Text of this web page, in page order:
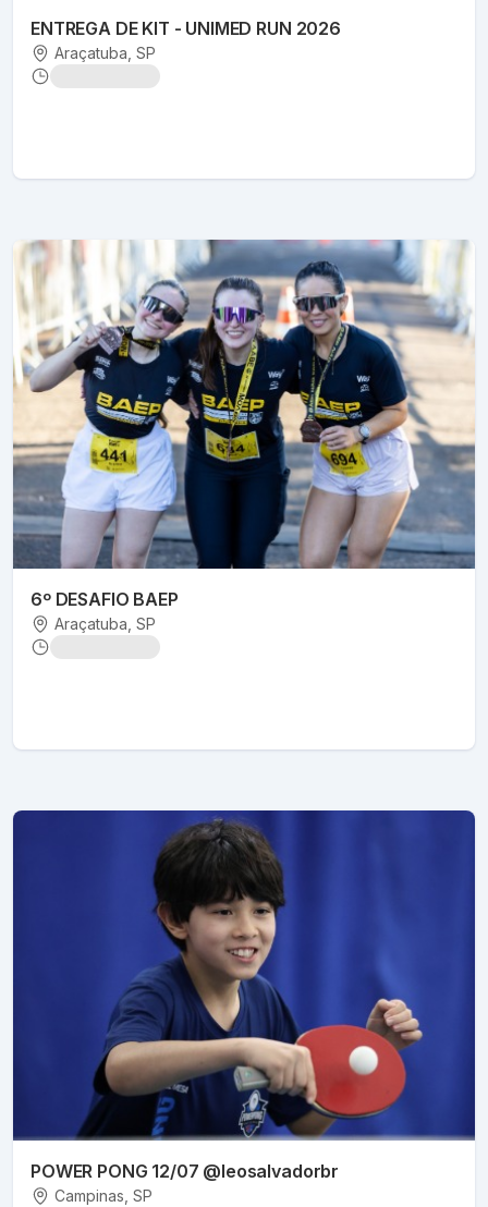
ENTREGA DE KIT - UNIMED RUN 2026
Araçatuba , SP
6º DESAFIO BAEP
Araçatuba, SP
POWER PONG 12/07 @leosalvadorbr
Campinas , SP